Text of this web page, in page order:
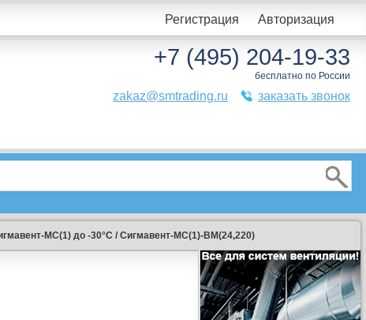
Регистрация Авторизация
+7 (495) 204-19-33
бесплатно по России
zakaz@smtrading.ru заказать звонок
МС(1) до -30°C / Сигмавент-МС(1)-BM(24,220)